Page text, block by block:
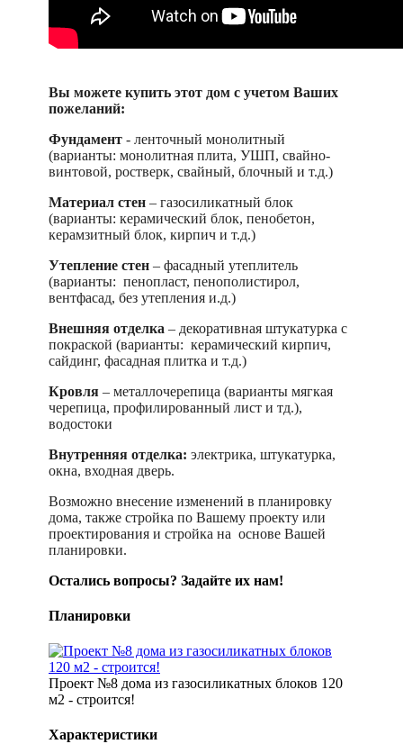
Вы можете купить этот дом с учетом Ваших
пожеланий:
Фундамент - ленточный монолитный
(варианты: монолитная плита, УШП, свайно-
винтовой, ростверк, свайный, блочный и т.д.)
Материал стен – газосиликатный блок
(варианты: керамический блок, пенобетон,
керамзитный блок, кирпич и т.д.)
Утепление стен – фасадный утеплитель
(варианты: пенопласт, пенополистирол,
вентфасад, без утепления и.д.)
Внешняя отделка – декоративная штукатурка с
покраской (варианты: керамический кирпич,
сайдинг, фасадная плитка и т.д.)
Кровля – металлочерепица (варианты мягкая
черепица, профилированный лист и тд.),
водостоки
Внутренняя отделка: электрика, штукатурка,
окна, входная дверь.
Возможно внесение изменений в планировку
дома, также стройка по Вашему проекту или
проектирования и стройка на основе Вашей
планировки.
Остались вопросы? Задайте их нам!
Планировки
Проект №8 дома из газосиликатных блоков 120
м2 - строится!
Характеристики